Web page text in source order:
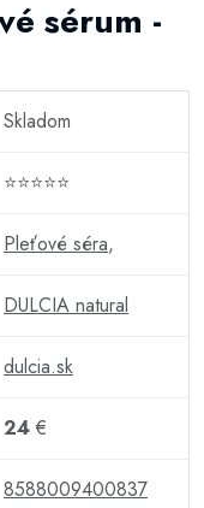
sérum -
Skladom
⭐⭐⭐⭐⭐
Pleťové séra,
DULCIA natural
dulcia.sk
24 €
8588009400837